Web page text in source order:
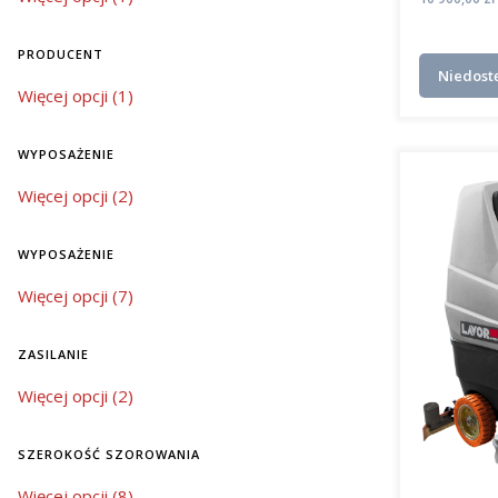
PRODUCENT
Producent
Więcej opcji (1)
WYPOSAŻENIE
wyposażenie
Więcej opcji (2)
WYPOSAŻENIE
wyposażenie
Więcej opcji (7)
ZASILANIE
zasilanie
Więcej opcji (2)
SZEROKOŚĆ SZOROWANIA